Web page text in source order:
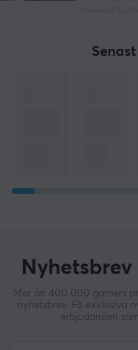
Impedans
MÅTT & VIKT
Kabellängd
1.5 meter
Mer än 400 000 gamers
nyhetsbrev. Få exklusiva
erbjudanden